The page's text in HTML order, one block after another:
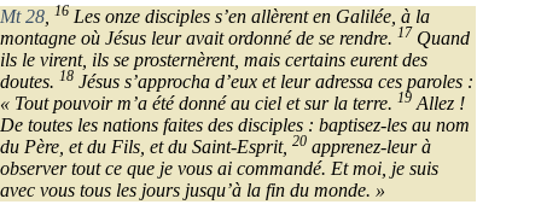
Mt 28 16 Les onze disciples s’en allèrent en Galilée, à la
montagne où Jésus leur avait ordonné de se rendre. 17 Quand
ils le virent, ils se prosternèrent, mais certains eurent des
doutes. 18 Jésus s’approcha d’eux et leur adressa ces paroles :
« Tout pouvoir m’a été donné au ciel et sur la terre. 19 Allez !
De toutes les nations faites des disciples : baptisez-les au nom
du Père, et du Fils, et du Saint-Esprit, 20 apprenez-leur à
observer tout ce que je vous ai commandé. Et moi, je suis
avec vous tous les jours jusqu’à la fin du monde. »